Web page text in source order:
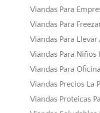
Viandas Para
Viandas Para
Viandas Para
Viandas Para Niños
Viandas Para
Viandas Precios La
Viandas Proteicas